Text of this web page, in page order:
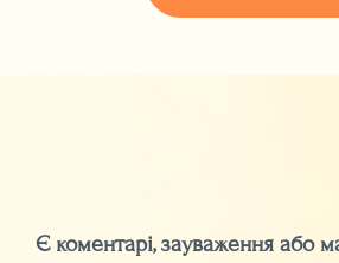
Є коментарі, зауваження або